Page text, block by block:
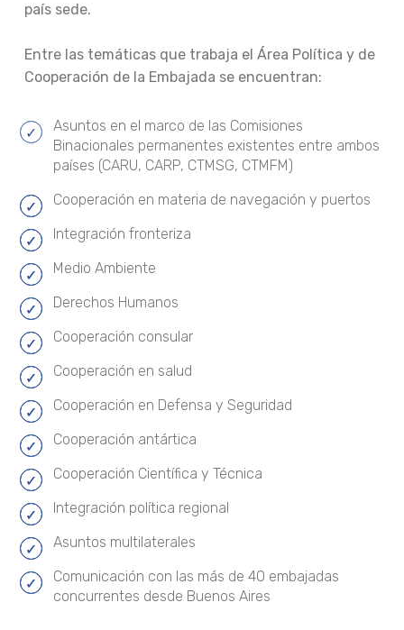
país sede.
Entre las temáticas que trabaja el Área Política y de
Cooperación de la Embajada se encuentran:
Asuntos en el marco de las Comisiones
Binacionales permanentes existentes entre ambos
países (CARU, CARP, CTMSG, CTMFM)
Cooperación en materia de navegación y puertos
Integración fronteriza
Medio Ambiente
Derechos Humanos
Cooperación consular
Cooperación en salud
Cooperación en Defensa y Seguridad
Cooperación antártica
Cooperación Científica y Técnica
Integración política regional
Asuntos multilaterales
Comunicación con las más de 40 embajadas
concurrentes desde Buenos Aires